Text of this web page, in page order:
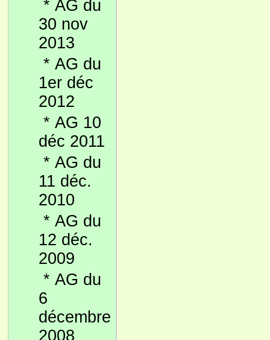
* AG du
30 nov
2013
* AG du
1er déc
2012
* AG 10
déc 2011
* AG du
11 déc.
2010
* AG du
12 déc.
2009
* AG du
6
décembre
2008